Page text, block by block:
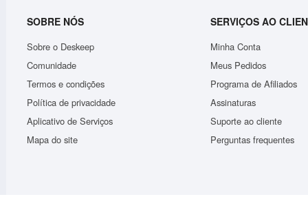
Bolsa Feminina Tranversal Carteira De Mão Porta Ce..
SOBRE NÓS
Sobre o Deskeep
Comunidade
Termos e condições
Política de privacidade
Aplicativo de Serviços
Mapa do site
SERVIÇOS AO
Minha Conta
Meus Pedidos
Programa de Afiliados
Assinaturas
Suporte ao cliente
Perguntas frequentes